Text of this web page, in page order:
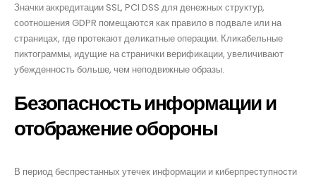
Значки аккредитации SSL, PCI DSS для денежных структур,
соотношения GDPR помещаются как правило в подвале или на
страницах, где протекают деликатные операции. Кликабельные
пиктограммы, идущие на странички верификации, увеличивают
убежденность больше, чем неподвижные образы.
Безопасность информации и
отображение обороны
В период беспрестанных утечек информации и киберпреступности